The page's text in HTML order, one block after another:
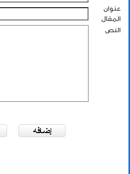
عنوان
المقال
النص